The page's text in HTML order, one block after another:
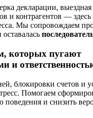
декларации, выездная
и контрагентов —
Мы сопровождаем
которых пугают
и
блокировки счетов и
Помогаем
и снизить